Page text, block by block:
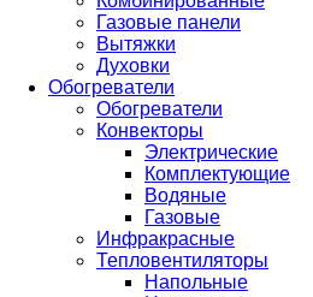
Газовые панели
Вытяжки
Духовки
Обогреватели
Обогреватели
Конвекторы
Электрические
Комплектующие
Водяные
Газовые
Инфракрасные
Тепловентиляторы
Напольные